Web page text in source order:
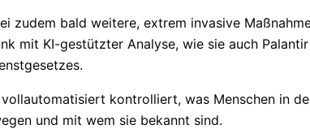
zudem bald weitere, extrem invasive
mit KI-gestützter Analyse, wie sie auch
kontrolliert, was Menschen in
und mit wem sie bekannt sind.